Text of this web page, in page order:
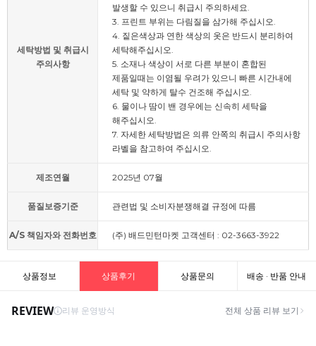
세탁방법 및 취급시
주의사항
발생할 수 있으니 취급시 주의하세요.
3. 프린트 부위는 다림질을 삼가해 주십시오.
4. 짙은색상과 연한 색상의 옷은 반드시 분리하여
세탁해주십시오.
5. 소재나 색상이 서로 다른 부분이 혼합된
제품일때는 이염될 우려가 있으니 빠른 시간내에
세탁 및 약하게 탈수 건조해 주십시오.
6. 물이나 땀이 밴 경우에는 신속히 세탁을
해주십시오.
7. 자세한 세탁방법은 의류 안쪽의 취급시 주의사항
라벨을 참고하여 주십시오.
제조연월 2025년 07월
품질보증기준 관련법 및 소비자분쟁해결 규정에 따름
A/S 책임자와 전화번호 (주) 배드민턴마켓 고객센터 : 02-3663-3922
상품정보 상품후기 상품문의 배송 · 반품 안내